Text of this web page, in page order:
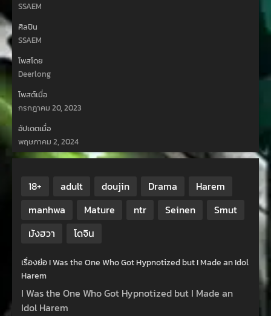
SSAEM
ศิลปิน
SSAEM
โพสโดย
Deerlong
โพสต์เมื่อ
กรกฎาคม 20, 2023
อัปเดตเมื่อ
พฤษภาคม 2, 2024
18+ adult doujin Drama
Harem
manhwa
Mature ntr Seinen
Smut
มังฮวา
โดจิน
เรื่องย่อ I Was the One Who Got Hypnotized but I Made an Idol
Harem
I Was the One Who Got Hypnotized but I Made an
Idol Harem